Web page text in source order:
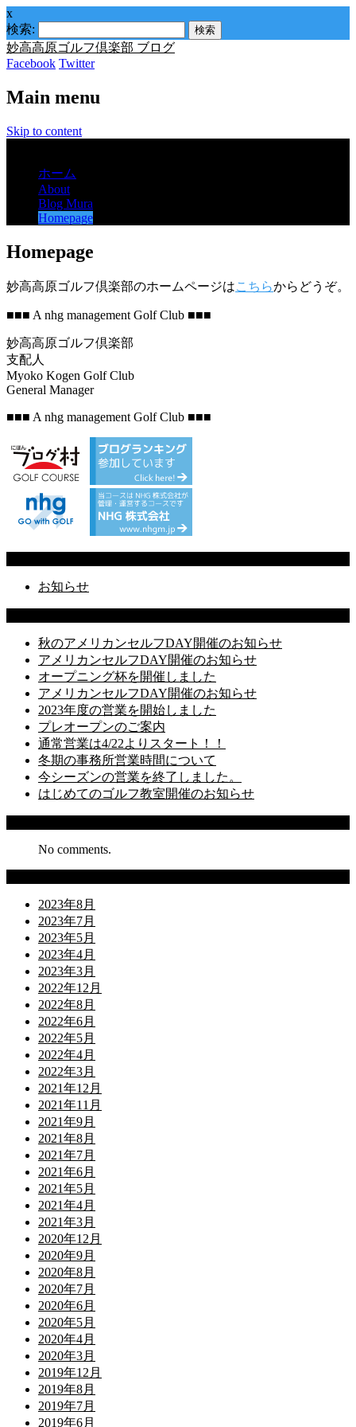
x
検索:
妙高高原ゴルフ倶楽部 ブログ
Facebook Twitter
Main menu
Skip to content
ホーム
About
Blog Mura
Homepage
Homepage
妙高高原ゴルフ倶楽部のホームページはこちらからどうぞ。
■■■ A nhg management Golf Club ■■■
妙高高原ゴルフ倶楽部
支配人
Myoko Kogen Golf Club
General Manager
■■■ A nhg management Golf Club ■■■
お知らせ
秋のアメリカンセルフDAY開催のお知らせ
アメリカンセルフDAY開催のお知らせ
オープニング杯を開催しました
アメリカンセルフDAY開催のお知らせ
2023年度の営業を開始しました
プレオープンのご案内
通常営業は4/22よりスタート！！
冬期の事務所営業時間について
今シーズンの営業を終了しました。
はじめてのゴルフ教室開催のお知らせ
No comments.
2023年8月
2023年7月
2023年5月
2023年4月
2023年3月
2022年12月
2022年8月
2022年6月
2022年5月
2022年4月
2022年3月
2021年12月
2021年11月
2021年9月
2021年8月
2021年7月
2021年6月
2021年5月
2021年4月
2021年3月
2020年12月
2020年9月
2020年8月
2020年7月
2020年6月
2020年5月
2020年4月
2020年3月
2019年12月
2019年8月
2019年7月
2019年6月